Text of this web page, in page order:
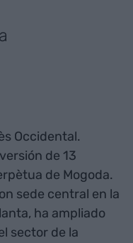
Occidental.
de 13
de Mogoda.
sede central en la
ha ampliado
sector de la